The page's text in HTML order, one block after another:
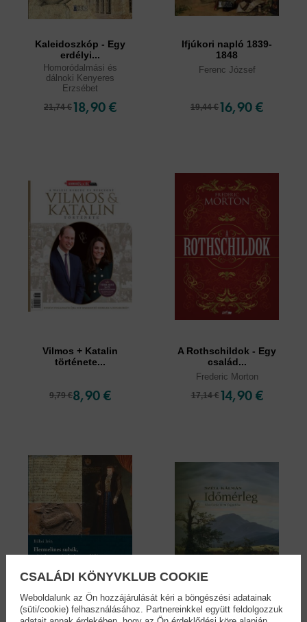
Kaleidoszkóp - Egy
erdélyi...
Homoródalmási és
dálnoki Kenyeres
Erzsébet
21,74 €18,90 €
Ifjúkori napló 1839-
1848
Ferenc József
19,44 €16,90 €
Vilmos + Katalin
története...
9,79 €8,90 €
A Rothschildok - Egy
család...
Frederic Morton
17,14 € 14,90 €
CSALÁDI KÖNYVKLUB COOKIE
Weboldalunk az Ön hozzájárulását kéri a böngészési adatainak
(süti/cookie) felhasználásához. Partnereinkkel együtt feldolgozzuk